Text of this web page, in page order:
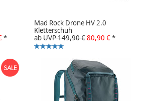
*
Mad Rock Drone HV 2.0
Kletterschuh
abUVP 149,90 €80,90 €*